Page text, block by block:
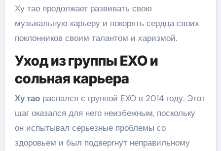
Ху тао продолжает развивать свою
музыкальную карьеру и покорять сердца своих
поклонников своим талантом и харизмой.
Уход из группы EXO и
сольная карьера
Ху таораспался с группой EXO в 2014 году. Этот
шаг оказался для него неизбежным, поскольку
он испытывал серьезные проблемы со
здоровьем и был подвергнут неправильному